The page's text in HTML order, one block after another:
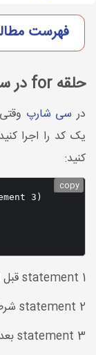
فهرست
حلقه for در سی شارپ
در سی شارپ
کنید:
3)
copy
statement 1 قبل از اجرای بلاک کد (یک بار) اجرا می شود.
statement 2 شرط اجرای بلوک کد را تعریف می کند.
statement 3 بعد از اجرای بلوک کد (هر بار) اجرا می شود.